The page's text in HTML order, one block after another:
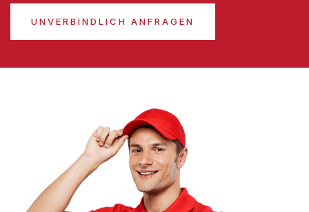
UNVERBINDLICH ANFRAGEN